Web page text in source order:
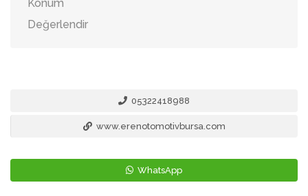
Konum
Değerlendir
05322418988
www.erenotomotivbursa.com
WhatsApp